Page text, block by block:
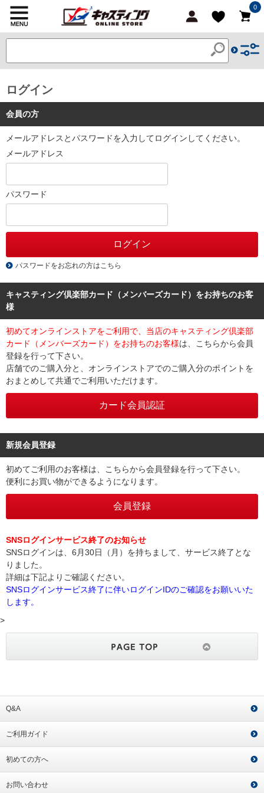
0
ログイン
会員の方
メールアドレスとパスワードを入力してログインしてください。
メールアドレス
パスワード
パスワードをお忘れの方はこちら
キャスティング倶楽部カード（メンバーズカード）をお持ちのお客
様
初めてオンラインストアをご利用で、当店のキャスティング倶楽部
カード（メンバーズカード）をお持ちのお客様は、こちらから会員
登録を行って下さい。
店舗でのご購入分と、オンラインストアでのご購入分のポイントを
おまとめして共通でご利用いただけます。
新規会員登録
初めてご利用のお客様は、こちらから会員登録を行って下さい。
便利にお買い物ができるようになります。
SNSログインサービス終了のお知らせ
SNSログインは、6月30日（月）を持ちまして、サービス終了とな
りました。
詳細は下記よりご確認ください。
SNSログインサービス終了に伴いログインIDのご確認をお願いいた
します。
>
Q&A
ご利用ガイド
初めての方へ
お問い合わせ